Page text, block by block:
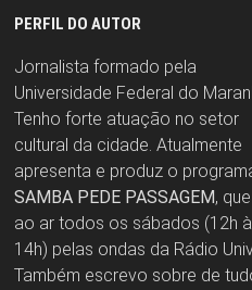
PERFIL DO AUTOR
Jornalista formado pela
Universidade Federal do
Tenho forte atuação no setor
cultural da cidade. Atualmente
apresenta e produz o
SAMBA PEDE PASSAGEM,
ao ar todos os sábados (12h
14h) pelas ondas da Rádio
Também escrevo sobre de